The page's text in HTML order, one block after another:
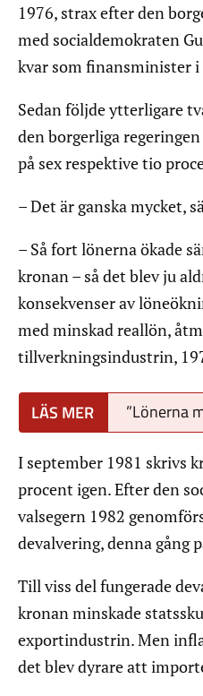
1976, strax efter den
med socialdemokraten
kvar som finansminister
Sedan följde ytterligare
den borgerliga
på sex respektive tio
– Det är ganska mycket,
– Så fort lönerna ökade
kronan – så det blev ju
konsekvenser av
med minskad reallön,
tillverkningsindustrin,
”Lönerna
I september 1981 skrivs
procent igen. Efter den
valsegern 1982
devalvering, denna gång
Till viss del fungerade
kronan minskade
exportindustrin. Men
det blev dyrare att